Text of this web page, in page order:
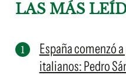
LAS MÁS
España comenzó
italianos: Pedro